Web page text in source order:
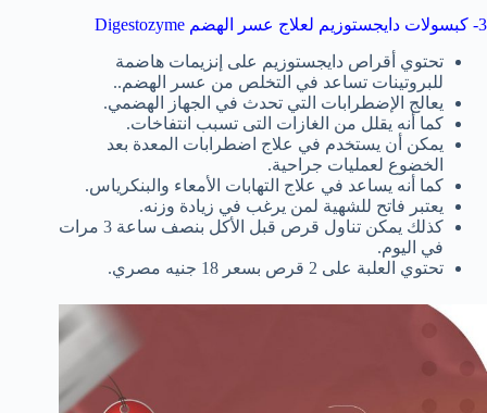
3- كبسولات دايجستوزيم لعلاج عسر الهضم Digestozyme
تحتوي أقراص دايجستوزيم على إنزيمات هاضمة
للبروتينات تساعد في التخلص من عسر الهضم..
يعالج الإضطرابات التي تحدث في الجهاز الهضمي.
كما أنه يقلل من الغازات التى تسبب انتفاخات.
يمكن أن يستخدم في علاج اضطرابات المعدة بعد
الخضوع لعمليات جراحية.
كما أنه يساعد في علاج التهابات الأمعاء والبنكرياس.
يعتبر فاتح للشهية لمن يرغب في زيادة وزنه.
كذلك يمكن تناول قرص قبل الأكل بنصف ساعة 3 مرات
في اليوم.
تحتوي العلبة على 2 قرص بسعر 18 جنيه مصري.